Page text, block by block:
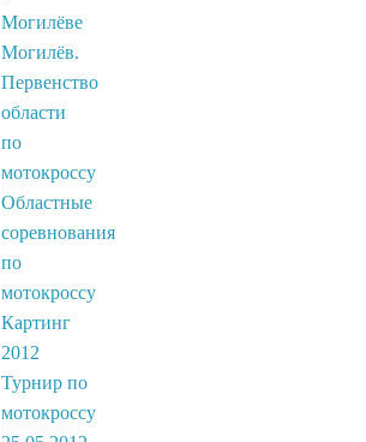
Могилёве
Могилёв.
Первенство
области
по
мотокроссу
Областные
соревнования
по
мотокроссу
Картинг
2012
Турнир по
мотокроссу